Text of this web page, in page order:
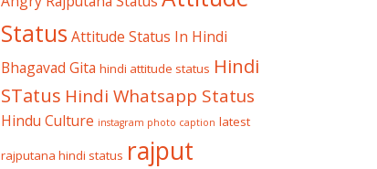
Status Attitude Status In Hindi
Bhagavad Gita hindi attitude status Hindi
STatus Hindi Whatsapp Status
Hindu Culture instagram photo caption latest
rajputana hindi status rajput